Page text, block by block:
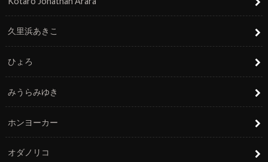
久里浜あきこ
ひょろ
みうらみゆき
ホンヨーカー
オダノリコ